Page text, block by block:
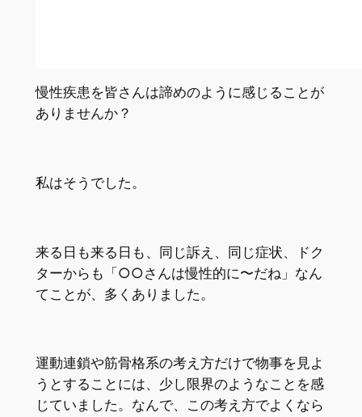
慢性疾患を皆さんは諦めのように感じることが
ありませんか？
私はそうでした。
来る日も来る日も、同じ訴え、同じ症状、ドク
ターからも「○○さんは慢性的に〜だね」なん
てことが、多くありました。
運動連鎖や筋骨格系の考え方だけで物事を見よ
うとすることには、少し限界のようなことを感
じていました。なんで、この考え方でよくなら